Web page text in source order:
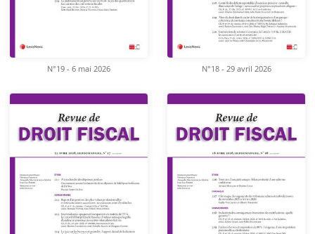
N°19 - 6 mai 2026 N°18 - 29 avril 2026